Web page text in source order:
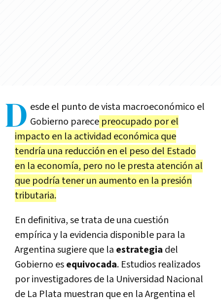
D esde el punto de vista macroeconómico el
Gobierno parece preocupado por el
impacto en la actividad económica que
tendría una reducción en el peso del Estado
en la economía, pero no le presta atención al
que podría tener un aumento en la presión
tributaria.
En definitiva, se trata de una cuestión
empírica y la evidencia disponible para la
Argentina sugiere que la estrategia del
Gobierno esequivocada. Estudios realizados
por investigadores de la Universidad Nacional
de La Plata muestran que en la Argentina el